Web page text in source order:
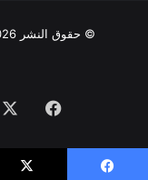
© حقوق النشر 2026، جميع الحقوق محفوظة |
فيسبوك